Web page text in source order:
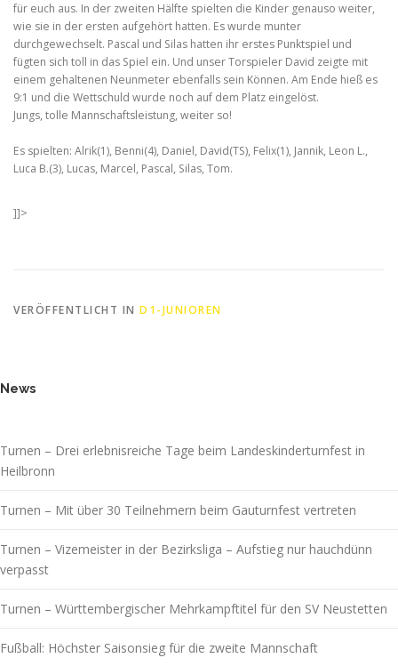
für euch aus. In der zweiten Hälfte spielten die Kinder genauso weiter,
wie sie in der ersten aufgehört hatten. Es wurde munter
durchgewechselt. Pascal und Silas hatten ihr erstes Punktspiel und
fügten sich toll in das Spiel ein. Und unser Torspieler David zeigte mit
einem gehaltenen Neunmeter ebenfalls sein Können. Am Ende hieß es
9:1 und die Wettschuld wurde noch auf dem Platz eingelöst.
Jungs, tolle Mannschaftsleistung, weiter so!
Es spielten: Alrik(1), Benni(4), Daniel, David(TS), Felix(1), Jannik, Leon L.,
Luca B.(3), Lucas, Marcel, Pascal, Silas, Tom.
]]>
VERÖFFENTLICHT IN D1-JUNIOREN
News
Turnen – Drei erlebnisreiche Tage beim Landeskinderturnfest in
Heilbronn
Turnen – Mit über 30 Teilnehmern beim Gauturnfest vertreten
Turnen – Vizemeister in der Bezirksliga – Aufstieg nur hauchdünn
verpasst
Turnen – Württembergischer Mehrkampftitel für den SV Neustetten
Fußball: Höchster Saisonsieg für die zweite Mannschaft